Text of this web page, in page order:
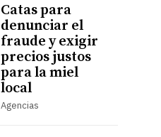
Catas para
denunciar el
fraude y exigir
precios justos
para la miel
local
Agencias